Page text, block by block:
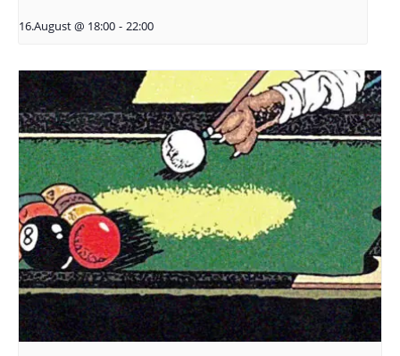
16.August @ 18:00 - 22:00